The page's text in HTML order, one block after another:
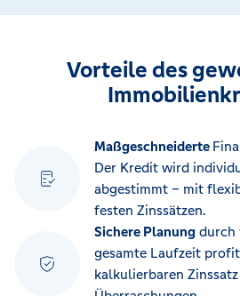
Vorteile des
Maßgeschneiderte
Der Kredit wird
abgestimmt – mit
festen Zinssätzen.
Sichere Planung durch
gesamte Laufzeit
kalkulierbaren